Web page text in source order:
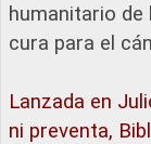
humanitario de
cura para el
Lanzada en
ni preventa,